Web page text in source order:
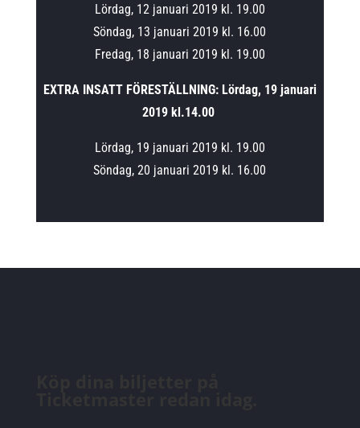
Lördag, 12 januari 2019 kl. 19.00
Söndag, 13 januari 2019 kl. 16.00
Fredag, 18 januari 2019 kl. 19.00
EXTRA INSATT FÖRESTÄLLNING: Lördag, 19 januari
2019 kl.14.00
Lördag, 19 januari 2019 kl. 19.00
Söndag, 20 januari 2019 kl. 16.00